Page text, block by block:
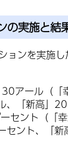
の実施と結
ョンを実施
アール（
、「新高」
セント（「
セント、「